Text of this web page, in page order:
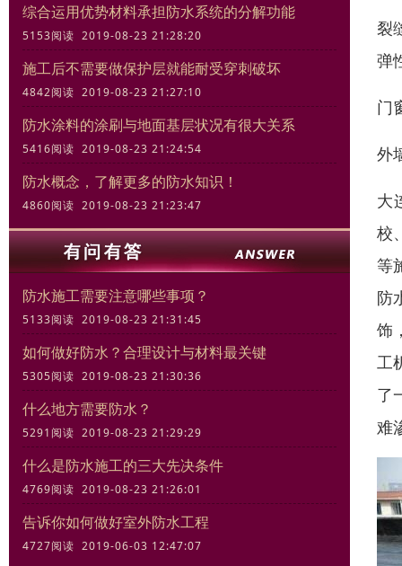
综合运用优势材料承担防水系统的分解功能
5153阅读 2019-08-23 21:28:20
施工后不需要做保护层就能耐受穿刺破坏
4842阅读 2019-08-23 21:27:10
防水涂料的涂刷与地面基层状况有很大关系
5416阅读 2019-08-23 21:24:54
防水概念，了解更多的防水知识！
4860阅读 2019-08-23 21:23:47
防水施工需要注意哪些事项？
5133阅读 2019-08-23 21:31:45
如何做好防水？合理设计与材料最关键
5305阅读 2019-08-23 21:30:36
什么地方需要防水？
5291阅读 2019-08-23 21:29:29
什么是防水施工的三大先决条件
4769阅读 2019-08-23 21:26:01
告诉你如何做好室外防水工程
4727阅读 2019-06-03 12:47:07
裂
弹
门
外
大
校
等
防
饰
工
了
难